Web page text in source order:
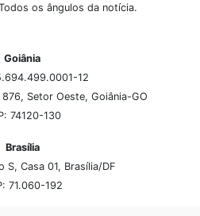
os ângulos da notícia.
Goiânia
12
876, Setor Oeste, Goiânia-GO
74120-130
Brasília
S, Casa 01, Brasília/DF
71.060-192